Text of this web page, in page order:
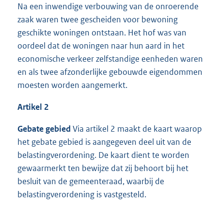
Na een inwendige verbouwing van de onroerende
zaak waren twee gescheiden voor bewoning
geschikte woningen ontstaan. Het hof was van
oordeel dat de woningen naar hun aard in het
economische verkeer zelfstandige eenheden waren
en als twee afzonderlijke gebouwde eigendommen
moesten worden aangemerkt.
Artikel 2
Gebate gebied Via artikel 2 maakt de kaart waarop
het gebate gebied is aangegeven deel uit van de
belastingverordening. De kaart dient te worden
gewaarmerkt ten bewijze dat zij behoort bij het
besluit van de gemeenteraad, waarbij de
belastingverordening is vastgesteld.